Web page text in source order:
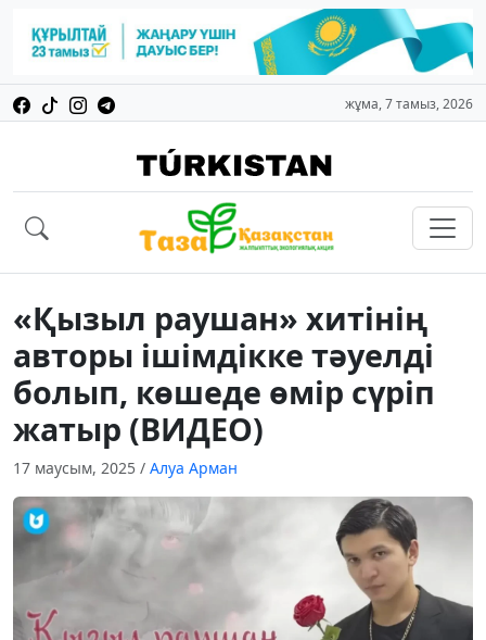
жұма, 7 тамыз, 2026
«Қызыл раушан» хитінің
авторы ішімдікке тәуелді
болып, көшеде өмір сүріп
жатыр (ВИДЕО)
17 маусым, 2025 / Алуа Арман